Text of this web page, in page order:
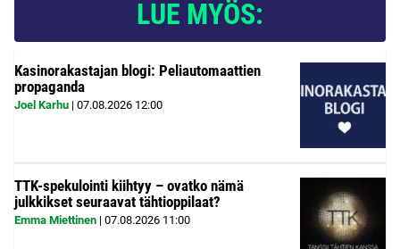
LUE MYÖS:
Kasinorakastajan blogi: Peliautomaattien
propaganda
Joel Karhu | 07.08.2026 12:00
TTK-spekulointi kiihtyy – ovatko nämä
julkkikset seuraavat tähtioppilaat?
Emma Miettinen | 07.08.2026 11:00